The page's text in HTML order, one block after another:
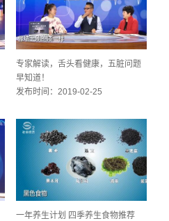
专家解读，舌头看健康，五脏问题
早知道！
发布时间：2019-02-25
一年养生计划 四季养生食物推荐